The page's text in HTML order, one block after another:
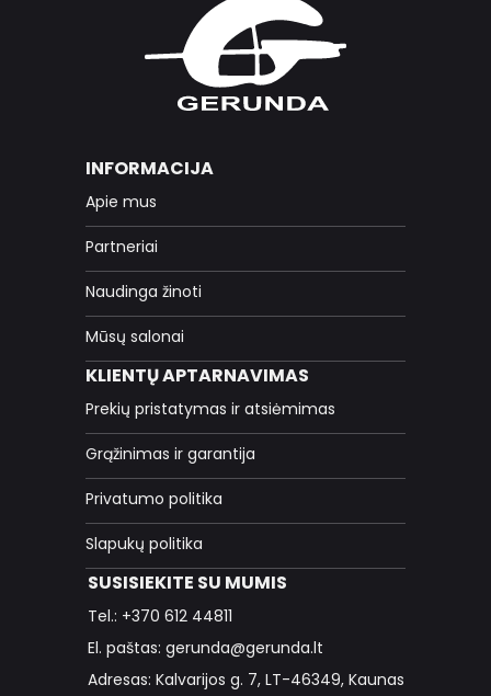
INFORMACIJA
Apie mus
Partneriai
Naudinga žinoti
Mūsų salonai
KLIENTŲ APTARNAVIMAS
Prekių pristatymas ir atsiėmimas
Grąžinimas ir garantija
Privatumo politika
Slapukų politika
SUSISIEKITE SU MUMIS
Tel.: +370 612 44811
El. paštas: gerunda@gerunda.lt
Adresas: Kalvarijos g. 7, LT-46349, Kaunas